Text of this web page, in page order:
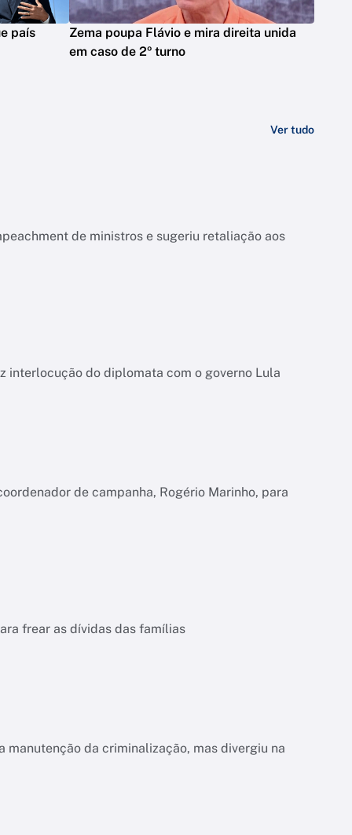
país
Zema poupa Flávio e mira direita unida
em caso de 2º turno
Ver tudo
de ministros e sugeriu retaliação aos
interlocução do diplomata com o governo Lula
de campanha, Rogério Marinho, para
frear as dívidas das famílias
da criminalização, mas divergiu na